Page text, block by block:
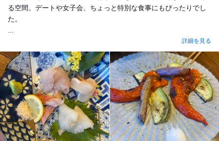
る空間。デートや女子会、ちょっと特別な食事にもぴったりでし
た。
詳細を見る